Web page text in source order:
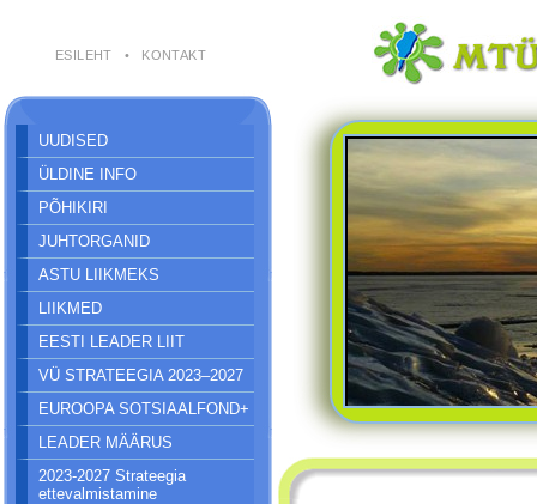
ESILEHT • KONTAKT
UUDISED
ÜLDINE INFO
PÕHIKIRI
JUHTORGANID
ASTU LIIKMEKS
LIIKMED
EESTI LEADER LIIT
VÜ STRATEEGIA 2023–2027
EUROOPA SOTSIAALFOND+
LEADER MÄÄRUS
2023-2027 Strateegia
ettevalmistamine